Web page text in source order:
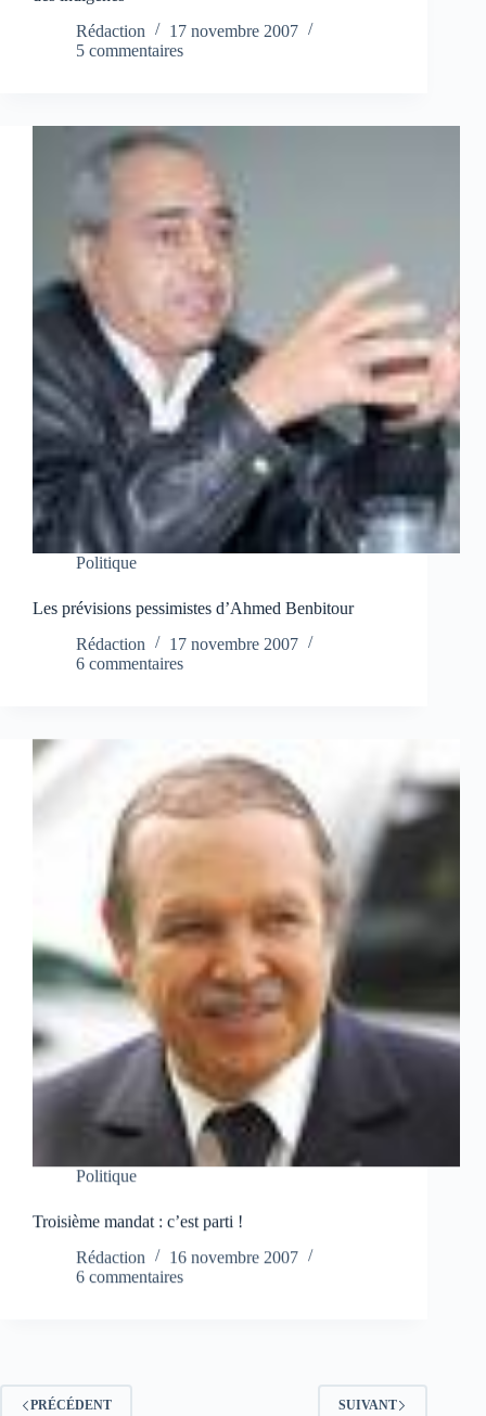
Rédaction
17 novembre 2007
5 commentaires
Politique
Les prévisions pessimistes d’Ahmed Benbitour
Rédaction
17 novembre 2007
6 commentaires
Politique
Troisième mandat : c’est parti !
Rédaction
16 novembre 2007
6 commentaires
PRÉCÉDENT SUIVANT